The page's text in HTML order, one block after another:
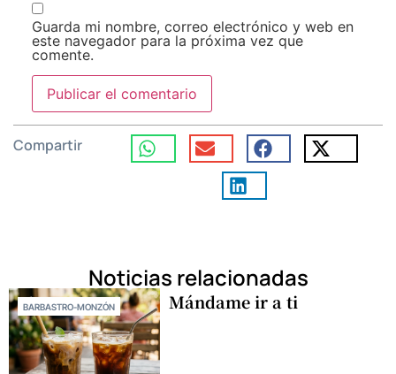
Guarda mi nombre, correo electrónico y web en
este navegador para la próxima vez que
comente.
Compartir
Noticias relacionadas
BARBASTRO-MONZÓN Mándame ir a ti